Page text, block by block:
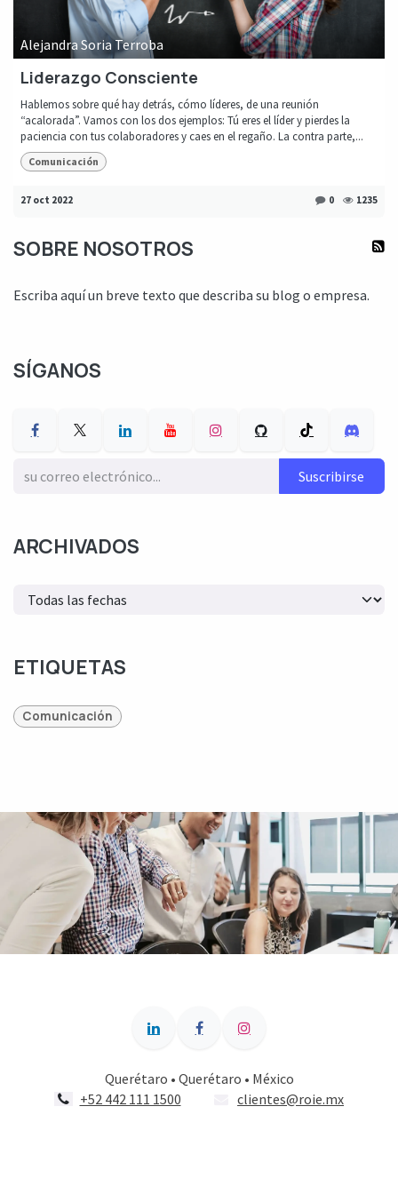
Alejandra Soria Terroba
Liderazgo Consciente
Hablemos sobre qué hay detrás, cómo líderes, de una reunión
“acalorada”. Vamos con los dos ejemplos: Tú eres el líder y pierdes la
paciencia con tus colaboradores y caes en el regaño. La contra parte,...
Comunicación
27 oct 2022 0 1235
SOBRE NOSOTROS
Escriba aquí un breve texto que describa su blog o empresa.
SÍGANOS
Suscribirse
ARCHIVADOS
ETIQUETAS
Comunicación
Querétaro • Querétaro • México
+52 442 111 1500
clientes@roie.mx